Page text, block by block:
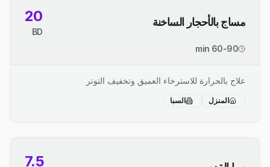
مساج بالأحجار الساخنة 20
BD
60-90 min
علاج بالحرارة للاسترخاء العميق وتخفيف التوتر
المنزل السبا
7.5